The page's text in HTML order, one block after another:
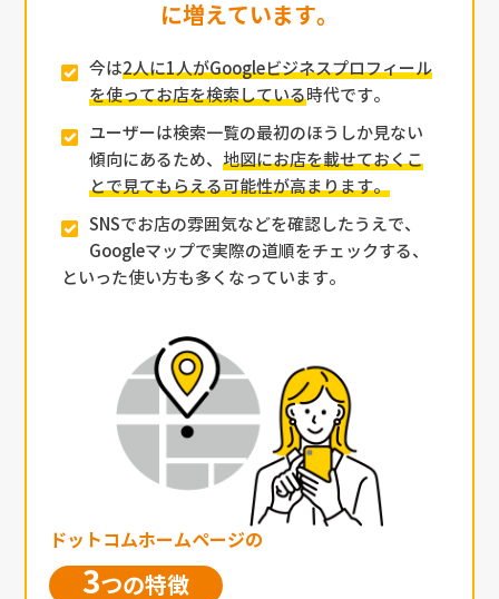
に増えています。
今は2人に1人がGoogleビジネスプロフィール
を使ってお店を検索している時代です。
ユーザーは検索一覧の最初のほうしか見ない
傾向にあるため、地図にお店を載せておくこ
とで見てもらえる可能性が高まります。
SNSでお店の雰囲気などを確認したうえで、
Googleマップで実際の道順をチェックする、
といった使い方も多くなっています。
ドットコムホームページの
3つの特徴